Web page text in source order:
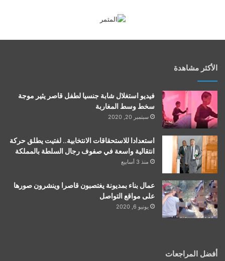
الأكثر مشاهدة
فيديو استغلال شابة جنسيا لطفل قاصر يثير موجة
سخط وسط المغاربة
سبتمبر 20, 2020
استعدادا للاستحقاقات الانتخابية.. لفتيت يطلق حركة
انتقالية واسعة في صفوف رجال السلطة بالمملكة
منذ 3 أسابيع
عمال بناء بمديونة يغتصبون قاصرا وينشرون صورها
على مواقع التواصل
يونيو 6, 2020
أفضل المراجعات